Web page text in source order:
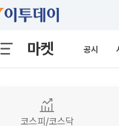
마켓 공시
코스피/코스닥